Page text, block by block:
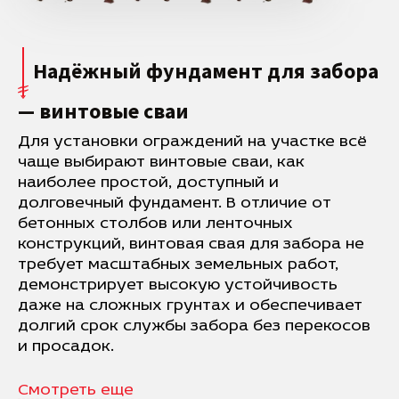
Надёжный фундамент для забора
— винтовые сваи
Для установки ограждений на участке всё
чаще выбирают винтовые сваи, как
наиболее простой, доступный и
долговечный фундамент. В отличие от
бетонных столбов или ленточных
конструкций, винтовая свая для забора не
требует масштабных земельных работ,
демонстрирует высокую устойчивость
даже на сложных грунтах и обеспечивает
долгий срок службы забора без перекосов
и просадок.
Смотреть еще